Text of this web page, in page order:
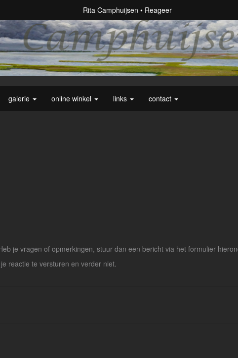
Rita Camphuijsen Reageer
galerie online winkel links contact
je vragen of opmerkingen, stuur dan een bericht via het formulier
reactie te versturen en verder niet.